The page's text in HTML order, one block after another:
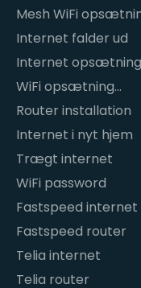
Mesh WiFi
Internet falder ud
Internet opsætning
WiFi opsætning
hjemme
Router installation
Internet i nyt hjem
Trægt internet
WiFi password
Fastspeed internet
Fastspeed router
Telia internet
Telia router